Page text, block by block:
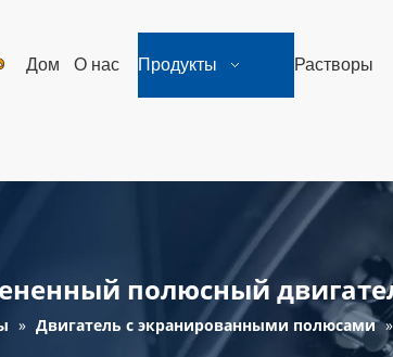
Дом О нас Продукты Растворы
полюсный
» Двигатель с экранированными полюсами »